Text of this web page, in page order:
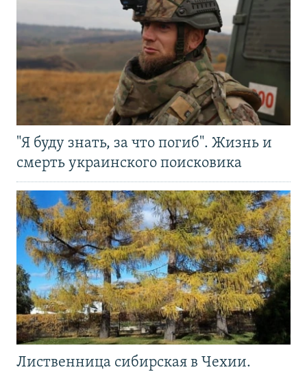
"Я буду знать, за что погиб". Жизнь и
смерть украинского поисковика
Лиственница сибирская в Чехии.